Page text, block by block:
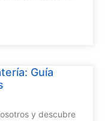
Guía
y descubre